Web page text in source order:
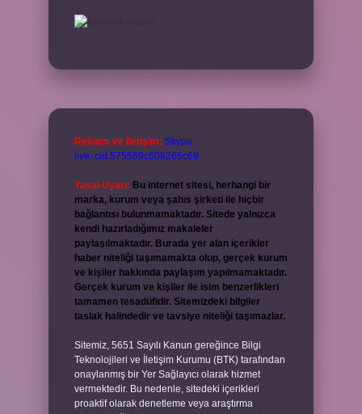
Reklam ve İletişim: Skype:
live:.cid.575569c608265c69
Yasal Uyarı: Bu internet sitesi, herhangi bir
marka, kurum veya şahıs şirketi ile hiçbir
bağlantısı bulunmamaktadır. Sitede yalnızca
kendi hazırladığımız makaleler
paylaşılmaktadır. Burada yer alan içerikler
haber niteliği taşımamakta olup, gerçek kurum
ve kişiler hakkında paylaşım yapılmamaktadır.
Gerçek kurum ve kişiler ile isim benzerlikleri
tamamen tesadüfidir. Sitemizdeki bilgiler
taslak halindedir ve tavsiye niteliği taşımazlar.
Sitemiz, 5651 Sayılı Kanun gereğince Bilgi
Teknolojileri ve İletişim Kurumu (BTK) tarafından
onaylanmış bir Yer Sağlayıcı olarak hizmet
vermektedir. Bu nedenle, sitedeki içerikleri
proaktif olarak denetleme veya araştırma